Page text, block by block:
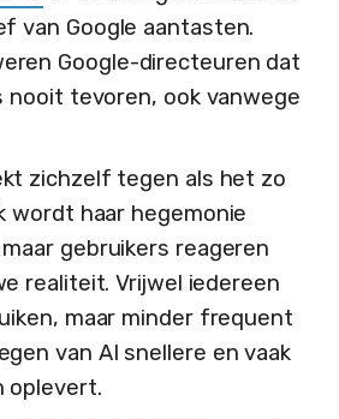
van Google aantasten.
Google-directeuren dat
nooit tevoren, ook vanwege
zichzelf tegen als het zo
wordt haar hegemonie
gebruikers reageren
realiteit. Vrijwel iedereen
maar minder frequent
van AI snellere en vaak
oplevert.